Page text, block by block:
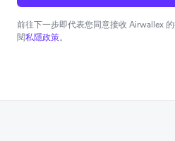
前往下一步即代表您同意接收 Airwallex
閱私隱政策。